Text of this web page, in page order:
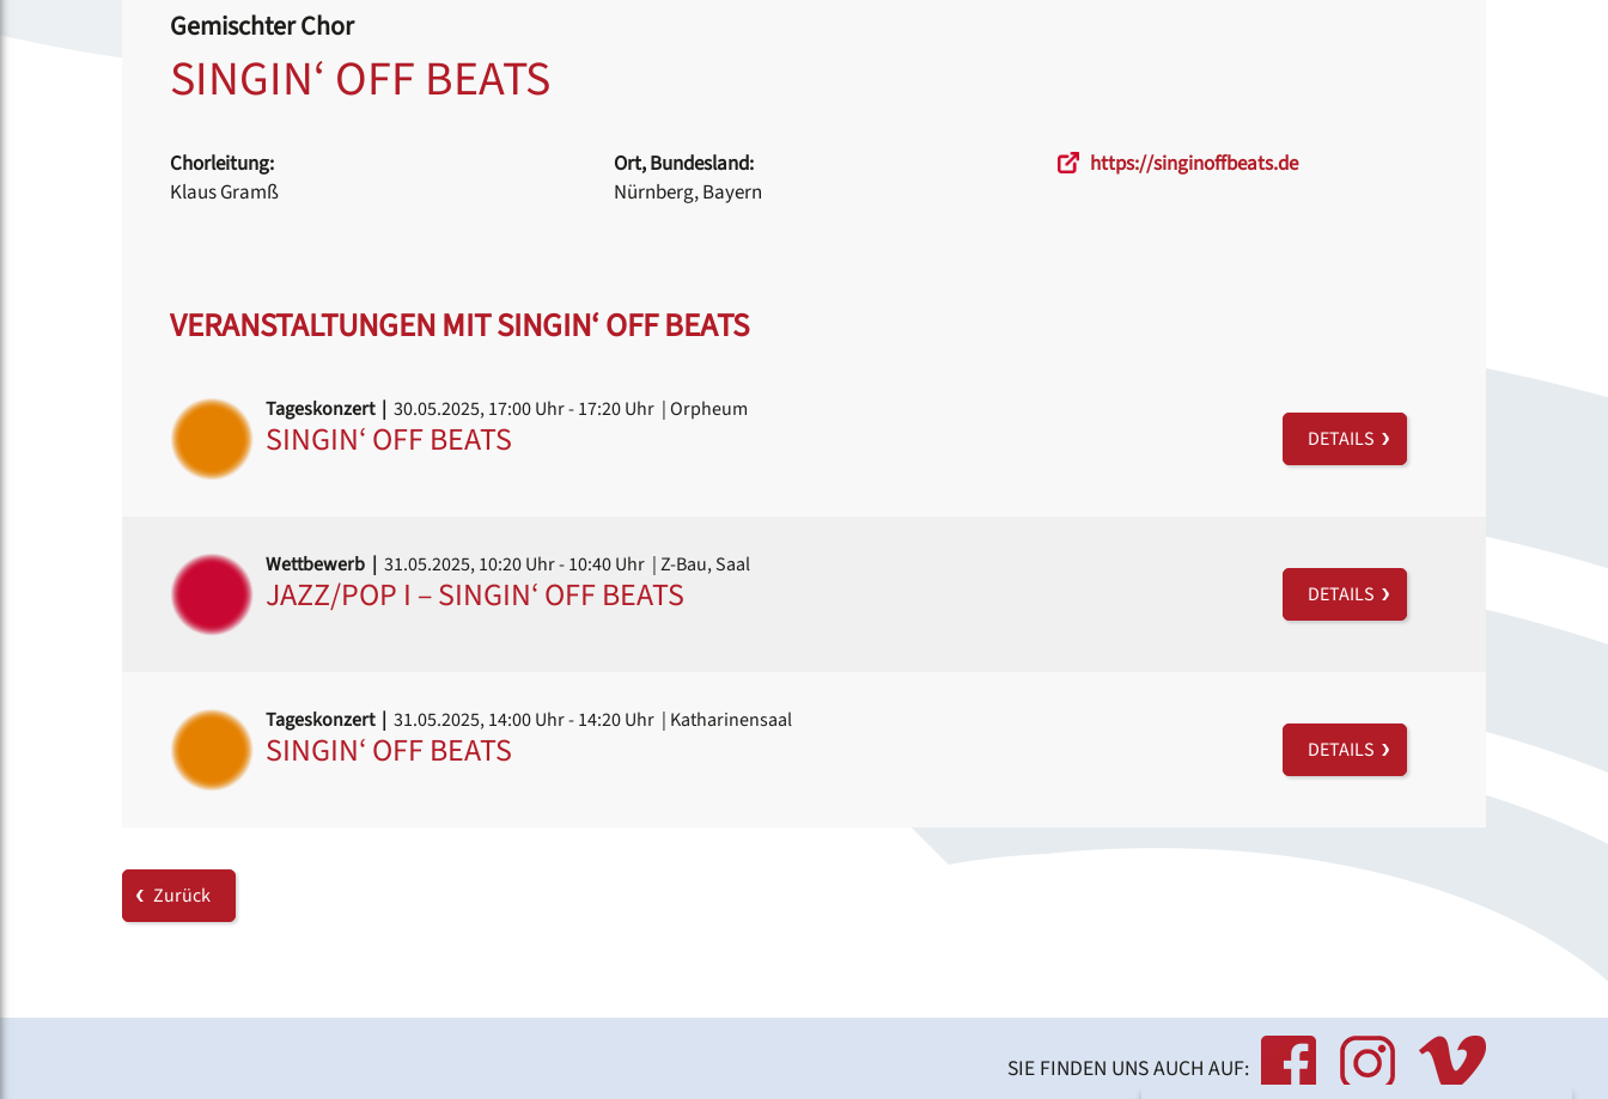
Gemischter Chor
SINGIN‘ OFF BEATS
Chorleitung:
Klaus Gramß
Ort, Bundesland:
Nürnberg, Bayern
https://singinoffbeats.de
VERANSTALTUNGEN MIT SINGIN‘ OFF BEATS
Tageskonzert | 30.05.2025, 17:00 Uhr- 17:20 Uhr | Orpheum
SINGIN‘ OFF BEATS DETAILS
Wettbewerb | 31.05.2025, 10:20 Uhr- 10:40 Uhr | Z-Bau, Saal
JAZZ/POP I – SINGIN‘ OFF BEATS DETAILS
Tageskonzert | 31.05.2025, 14:00 Uhr- 14:20 Uhr | Katharinensaal
SINGIN‘ OFF BEATS DETAILS
Zurück
SIE FINDEN UNS AUCH AUF: